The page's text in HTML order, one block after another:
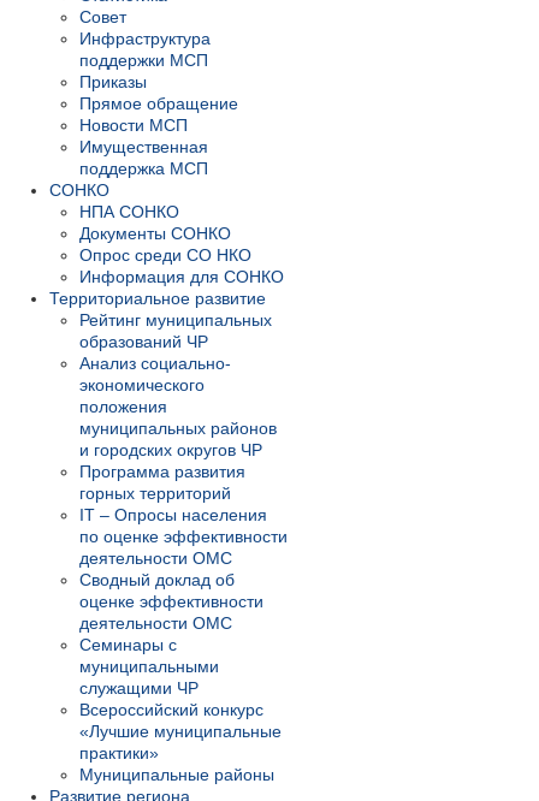
Совет
Инфраструктура
поддержки МСП
Приказы
Прямое обращение
Новости МСП
Имущественная
поддержка МСП
СОНКО
НПА СОНКО
Документы СОНКО
Опрос среди СО НКО
Информация для СОНКО
Территориальное развитие
Рейтинг муниципальных
образований ЧР
Анализ социально-
экономического
положения
муниципальных районов
и городских округов ЧР
Программа развития
горных территорий
IT – Опросы населения
по оценке эффективности
деятельности ОМС
Сводный доклад об
оценке эффективности
деятельности ОМС
Семинары с
муниципальными
служащими ЧР
Всероссийский конкурс
«Лучшие муниципальные
практики»
Муниципальные районы
Развитие региона